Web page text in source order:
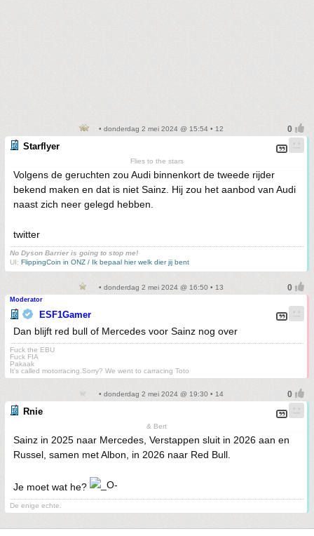
• donderdag 2 mei 2024 @ 15:54 • 12
Starflyer
Flies to the stars
Volgens de geruchten zou Audi binnenkort de tweede rijder
bekend maken en dat is niet Sainz. Hij zou het aanbod van Audi
naast zich neer gelegd hebben.
twitter
No Dyson Barrier is going to stop me!
UI: FlippingCoin in ONZ / Ik bepaal hier welk dier jij bent
• donderdag 2 mei 2024 @ 16:50 • 13
Moderator
ESF1Gamer
Dan blijft red bull of Mercedes voor Sainz nog over
Fuck the EBU
Fuck FIA
Pakaak
It's called motorracing.Sorry? We went to carracing Toto
• donderdag 2 mei 2024 @ 19:30 • 14
Rnie
& Bert
Sainz in 2025 naar Mercedes, Verstappen sluit in 2026 aan en
Russel, samen met Albon, in 2026 naar Red Bull.
Je moet wat he?
De enige echte.